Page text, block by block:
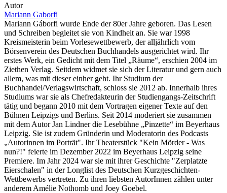
Autor
Mariann Gaborfi
Mariann Gáborfi wurde Ende der 80er Jahre geboren. Das Lesen
und Schreiben begleitet sie von Kindheit an. Sie war 1998
Kreismeisterin beim Vorlesewettbewerb, der alljährlich vom
Börsenverein des Deutschen Buchhandels ausgerichtet wird. Ihr
erstes Werk, ein Gedicht mit dem Titel „Räume“, erschien 2004 im
Ziethen Verlag. Seitdem widmet sie sich der Literatur und gern auch
allem, was mit dieser einher geht. Ihr Studium der
Buchhandel/Verlagswirtschaft, schloss sie 2012 ab. Innerhalb ihres
Studiums war sie als Chefredakteurin der Studiengangs-Zeitschrift
tätig und begann 2010 mit dem Vortragen eigener Texte auf den
Bühnen Leipzigs und Berlins. Seit 2014 moderiert sie zusammen
mit dem Autor Jan Lindner die Lesebühne „Pinzette“ im Beyerhaus
Leipzig. Sie ist zudem Gründerin und Moderatorin des Podcasts
„Autorinnen im Porträt". Ihr Theaterstück "Kein Mörder - Was
nun?!" feierte im Dezember 2022 im Beyerhaus Leipzig seine
Premiere. Im Jahr 2024 war sie mit ihrer Geschichte "Zerplatzte
Eierschalen" in der Longlist des Deutschen Kurzgeschichten-
Wettbewerbs vertreten. Zu ihren liebsten AutorInnen zählen unter
anderem Amélie Nothomb und Joey Goebel.